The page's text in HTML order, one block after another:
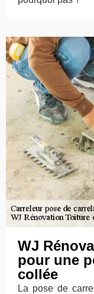
WJ
pour une
collée
La pose de